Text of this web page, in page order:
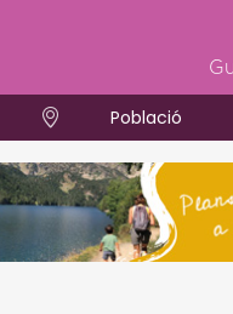
Població